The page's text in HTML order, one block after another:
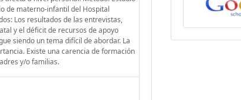
de materno-infantil del Hospital
Los resultados de las entrevistas,
y el déficit de recursos de apoyo
siendo un tema difícil de abordar. La
Existe una carencia de formación
y/o familias.